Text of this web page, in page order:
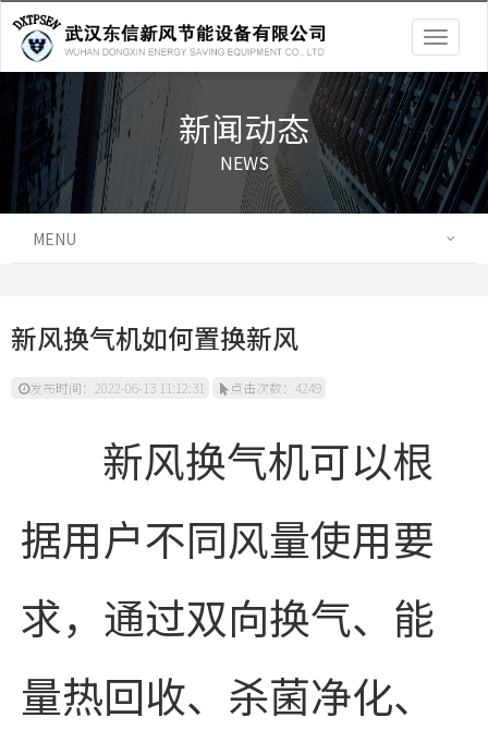
新闻动态
NEWS
MENU
新风换气机如何置换新风
发布时间：2022-06-13 11:12:31 点击次数：4249
新风换气机可以根
据用户不同风量使用要
求，通过双向换气、能
量热回收、杀菌净化、